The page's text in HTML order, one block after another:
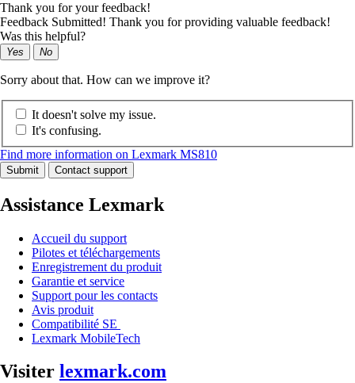
Thank you for your feedback!
Feedback Submitted! Thank you for providing valuable feedback!
Was this helpful?
Yes No
Sorry about that. How can we improve it?
It doesn't solve my issue.
It's confusing.
Find more information on Lexmark MS810
Submit Contact support
Assistance Lexmark
Accueil du support
Pilotes et téléchargements
Enregistrement du produit
Garantie et service
Support pour les contacts
Avis produit
Compatibilité SE
Lexmark MobileTech
Visiter lexmark.com